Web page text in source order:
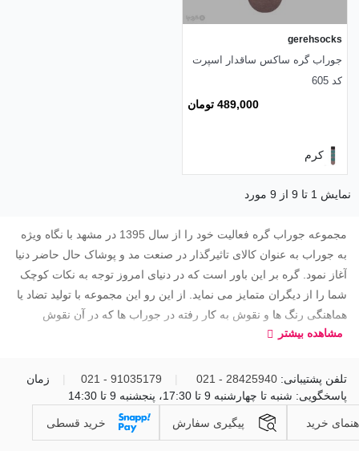
gerehsocks
جوراب گره ساکس ساقدار اسپرت
کد 605
489,000 تومان
کرم
نمایش 1 تا 9 از 9 مورد
مجموعه جوراب گره فعالیت خود را از سال 1395 در مشهد با نگاه ویژه
به جوراب به عنوان کالای تاثیرگذار در صنعت مد و پوشاک حال حاضر دنیا
آغاز نمود. گره بر این باور است که در دنیای امروز توجه به نکات کوچک
شما را از دیگران متمایز می نماید. از این رو این مجموعه با تولید تضاد یا
هماهنگی رنگ ها و نقوش به کار رفته در جوراب ها که در آن نقوش
ایرانی بومی به عنوان مهمترین عنصر طراحی مورد توجه قرار گرفته،
گره در تلاش است محصولاتش به عنوان یک کالای ایرانی انتخاب اقشار
مختلف جامعه باشد بدین منظور محصولاتی با بهترین کیفیت و مناسب
ترین قیمت در مقایسه با نمونه های خارجی را عرضه می نماید.
مشاهده بیشتر
تلفن پشتیبانی: 28425940 - 021
91035179 - 021
زمان
پاسخگویی: شنبه تا چهارشنبه 9 تا 17:30، پنجشنبه 9 تا 14:30
خرید پیگیری سفارش خرید قسطی